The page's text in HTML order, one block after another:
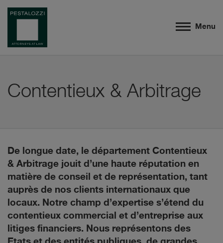
Menu
Contentieux & Arbitrage
De longue date, le département Contentieux
& Arbitrage jouit d’une haute réputation en
matière de conseil et de représentation, tant
auprès de nos clients internationaux que
locaux. Notre champ d’expertise s’étend du
contentieux commercial et d’entreprise aux
litiges financiers. Nous représentons des